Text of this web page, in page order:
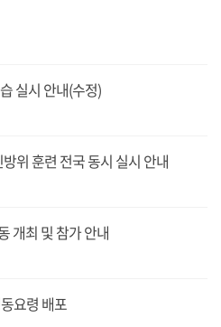
실시 안내(수정)
위 훈련 전국 동시 실시 안내
개최 및 참가 안내
요령 배포